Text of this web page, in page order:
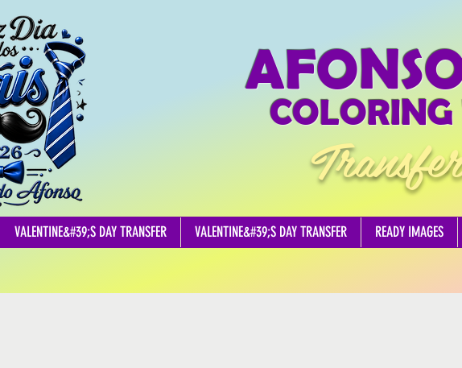
COLORING
VALENTINE&#39;S DAY TRANSFER VALENTINE&#39;S DAY TRANSFER READY IMAGES